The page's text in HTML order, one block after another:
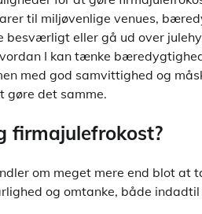
til miljøvenlige venues,
besværligt eller gå ud over
I kan tænke
med god samvittighed og
gøre det samme.
firmajulefrokost?
om meget mere end blot at
og omtanke, både indadtil